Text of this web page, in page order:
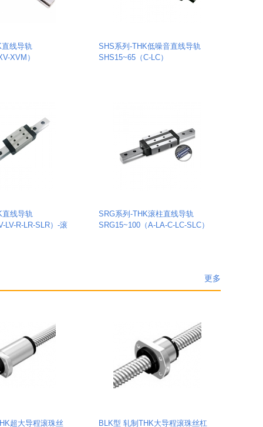
线导轨
XVM）
SHS系列-THK低噪音直线导轨
SHS15~65（C-LC）
直线导轨
LV-R-LR-SLR）-滚
SRG系列-THK滚柱直线导轨
SRG15~100（A-LA-C-LC-SLC）
更多
超大导程滚珠丝
BLK型 轧制THK大导程滚珠丝杠